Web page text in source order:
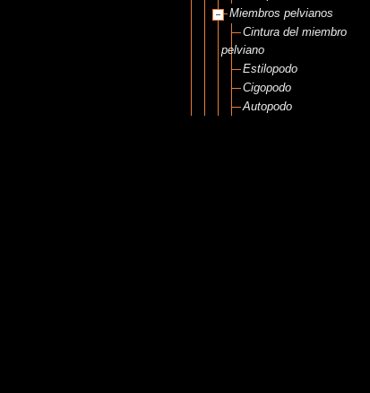
Miembros pelvianos
Cintura del miembro
pelviano
Estilopodo
Cigopodo
Autopodo